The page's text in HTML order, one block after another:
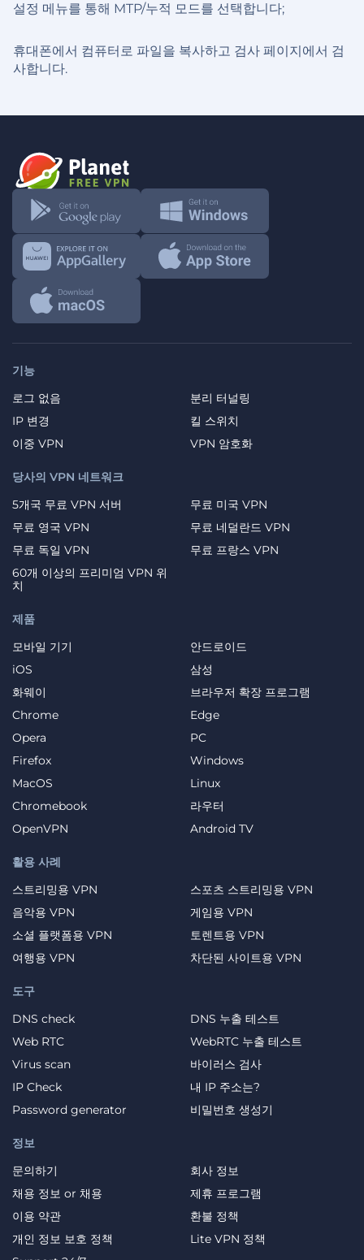
설정 메뉴를 통해 MTP/누적 모드를 선택합니다;
휴대폰에서 컴퓨터로 파일을 복사하고 검사 페이지에서 검
사합니다.
기능
로그 없음
분리 터널링
IP 변경
킬 스위치
이중 VPN
VPN 암호화
제품
모바일 기기
안드로이드
iOS
삼성
화웨이
브라우저 확장 프로그램
Chrome
Edge
Opera
PC
Firefox
Windows
MacOS
Linux
Chromebook
라우터
OpenVPN
Android TV
활용 사례
스트리밍용 VPN
스포츠 스트리밍용 VPN
음악용 VPN
게임용 VPN
소셜 플랫폼용 VPN
토렌트용 VPN
여행용 VPN
차단된 사이트용 VPN
정보
문의하기
회사 정보
채용 정보 or 채용
제휴 프로그램
이용 약관
환불 정책
개인 정보 보호 정책
Lite VPN 정책
당사의 VPN 네트워크
5개국 무료 VPN 서버
무료 미국 VPN
무료 영국 VPN
무료 네덜란드 VPN
무료 독일 VPN
무료 프랑스 VPN
60개 이상의 프리미엄 VPN 위
치
도구
DNS check
DNS 누출 테스트
Web RTC
WebRTC 누출 테스트
Virus scan
바이러스 검사
IP Check
내 IP 주소는?
Password generator
비밀번호 생성기